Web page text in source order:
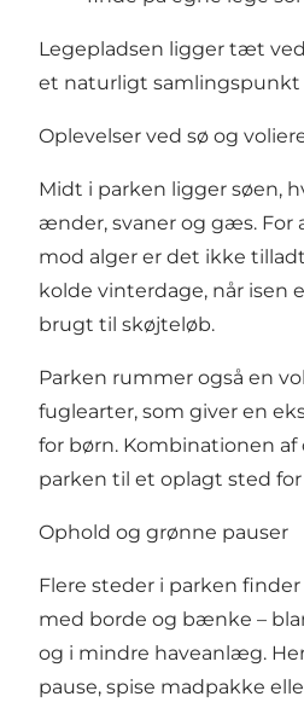
Legepladsen ligger tæt
et naturligt samlingspunkt
Oplevelser ved sø og
Midt i parken ligger søen,
ænder, svaner og gæs. For
mod alger er det ikke
kolde vinterdage, når isen
brugt til skøjteløb.
Parken rummer også en
fuglearter, som giver en
for børn. Kombinationen
parken til et oplagt sted
Ophold og grønne pauser
Flere steder i parken
med borde og bænke –
og i mindre haveanlæg.
pause, spise madpakke